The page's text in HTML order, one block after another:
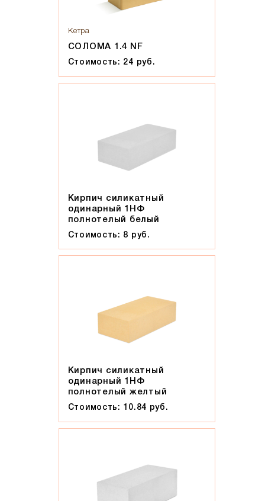
Кетра
СОЛОМА 1.4 NF
Стоимость: 24 руб.
Кирпич силикатный
одинарный 1НФ
полнотелый белый
Стоимость: 8 руб.
Кирпич силикатный
одинарный 1НФ
полнотелый желтый
Стоимость: 10.84 руб.